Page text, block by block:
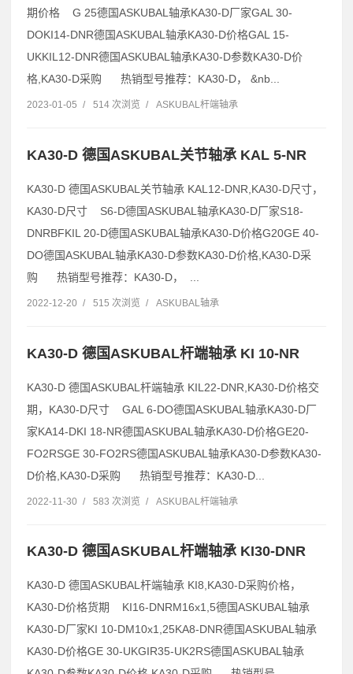
期价格 G 25德国ASKUBAL轴承KA30-D厂家GAL 30-
DOKI14-DNR德国ASKUBAL轴承KA30-D价格GAL 15-
UKKIL12-DNR德国ASKUBAL轴承KA30-D参数KA30-D价
格,KA30-D采购 热销型号推荐：KA30-D， &nb...
2023-01-05 / 514 次浏览 / ASKUBAL杆端轴承
KA30-D 德国ASKUBAL关节轴承 KAL 5-NR
KA30-D 德国ASKUBAL关节轴承 KAL12-DNR,KA30-D尺寸，
KA30-D尺寸 S6-D德国ASKUBAL轴承KA30-D厂家S18-
DNRBFKIL 20-D德国ASKUBAL轴承KA30-D价格G20GE 40-
DO德国ASKUBAL轴承KA30-D参数KA30-D价格,KA30-D采
购 热销型号推荐：KA30-D， ...
2022-12-20 / 515 次浏览 / ASKUBAL轴承
KA30-D 德国ASKUBAL杆端轴承 KI 10-NR
KA30-D 德国ASKUBAL杆端轴承 KIL22-DNR,KA30-D价格交
期，KA30-D尺寸 GAL 6-DO德国ASKUBAL轴承KA30-D厂
家KA14-DKI 18-NR德国ASKUBAL轴承KA30-D价格GE20-
FO2RSGE 30-FO2RS德国ASKUBAL轴承KA30-D参数KA30-
D价格,KA30-D采购 热销型号推荐：KA30-D...
2022-11-30 / 583 次浏览 / ASKUBAL杆端轴承
KA30-D 德国ASKUBAL杆端轴承 KI30-DNR
KA30-D 德国ASKUBAL杆端轴承 KI8,KA30-D采购价格，
KA30-D价格货期 KI16-DNRM16x1,5德国ASKUBAL轴承
KA30-D厂家KI 10-DM10x1,25KA8-DNR德国ASKUBAL轴承
KA30-D价格GE 30-UKGIR35-UK2RS德国ASKUBAL轴承